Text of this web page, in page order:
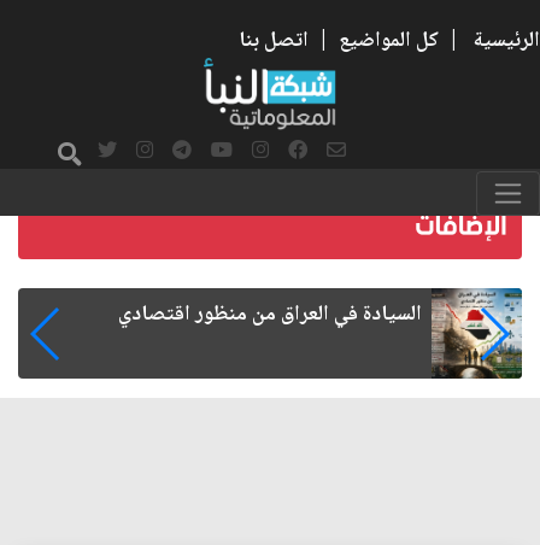
الرئيسية | كل المواضيع | اتصل بنا
ما بعد الأربعين.. كيف اتسعت الزيارة من هويتها